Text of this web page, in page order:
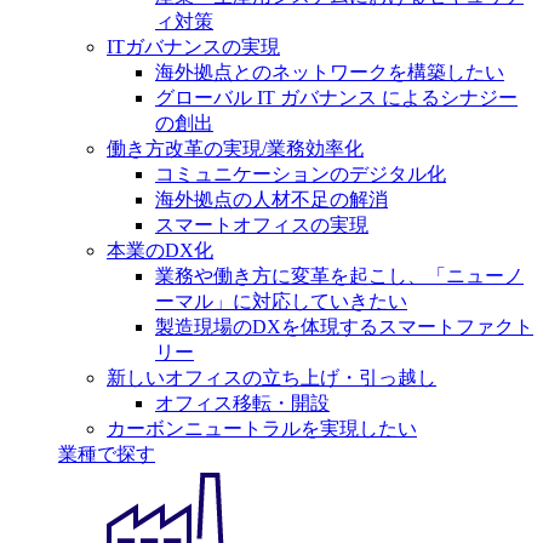
ィ対策
ITガバナンスの実現
海外拠点とのネットワークを構築したい
グローバル IT ガバナンス によるシナジー
の創出
働き方改革の実現/業務効率化
コミュニケーションのデジタル化
海外拠点の人材不足の解消
スマートオフィスの実現
本業のDX化
業務や働き方に変革を起こし、「ニューノ
ーマル」に対応していきたい
製造現場のDXを体現するスマートファクト
リー
新しいオフィスの立ち上げ・引っ越し
オフィス移転・開設
カーボンニュートラルを実現したい
業種で探す